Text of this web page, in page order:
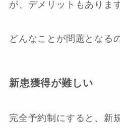
が、デメリットもあります
どんなことが問題となる
新患獲得が難しい
完全予約制にすると、新